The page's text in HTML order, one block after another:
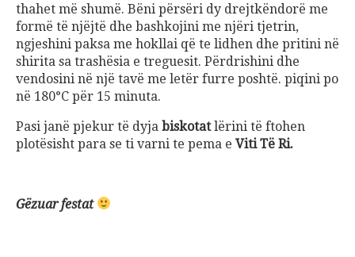
thahet më shumë. Bëni përsëri dy drejtkëndorë me
formë të njëjtë dhe bashkojini me njëri tjetrin,
ngjeshini paksa me hokllai që te lidhen dhe pritini në
shirita sa trashësia e treguesit. Përdrishini dhe
vendosini në një tavë me letër furre poshtë. piqini po
në 180°C për 15 minuta.
Pasi janë pjekur të dyja biskotatlërini të ftohen
plotësisht para se ti varni te pema e Viti Të Ri.
Gëzuar festat